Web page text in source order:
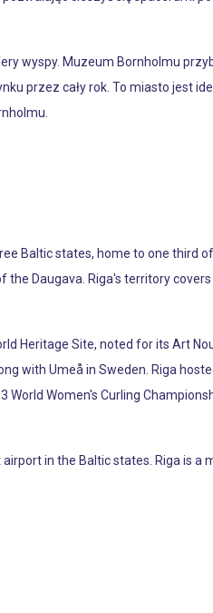
wyspy. Muzeum Bornholmu
przez cały rok. To miasto jest
Baltic states, home to one third
Daugava. Riga's territory covers
Heritage Site, noted for its Art
with Umeå in Sweden. Riga
World Women's Curling
in the Baltic states. Riga is a